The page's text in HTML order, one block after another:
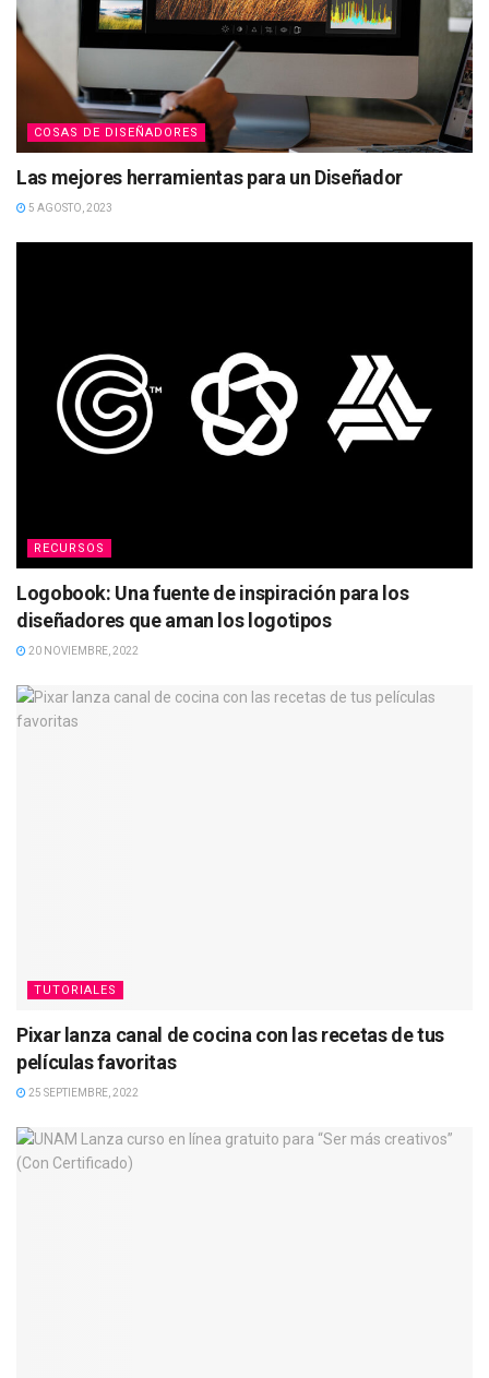
COSAS DE DISEÑADORES
Las mejores herramientas para un Diseñador
5 AGOSTO, 2023
RECURSOS
Logobook: Una fuente de inspiración para los
diseñadores que aman los logotipos
20 NOVIEMBRE, 2022
TUTORIALES
Pixar lanza canal de cocina con las recetas de tus
películas favoritas
25 SEPTIEMBRE, 2022